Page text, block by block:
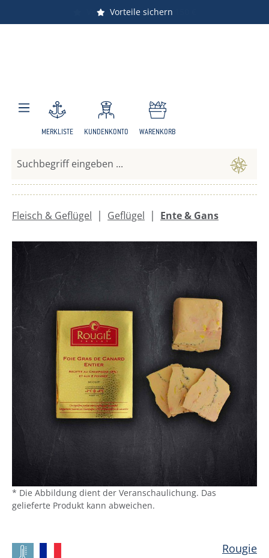
Zum Hauptinhalt springen
Vorteile sichern
Versandkostenfrei ab 150 €
MERKLISTE KUNDENKONTO WARENKORB
Fleisch & Geflügel | Geflügel | Ente & Gans
Bildergalerie überspringen
* Die Abbildung dient der Veranschaulichung. Das
gelieferte Produkt kann abweichen.
Rougie